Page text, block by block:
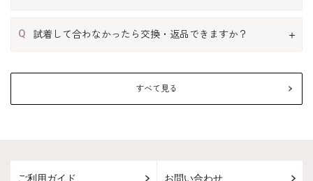
Q 試着して合わなかったら交換・返品できますか？
すべて見る
ご利用ガイド お問い合わせ